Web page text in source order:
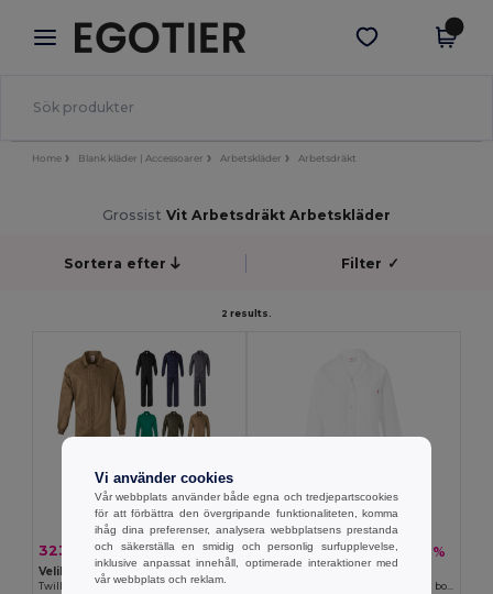
× Egotier-app
Bättre priser i appen!
Hämta app
Home Blank kläder | Accessoarer Arbetskläder Arbetsdräkt
Grossist Vit Arbetsdräkt Arbetskläder
Sortera efter Filter ✓
2 results.
323.85 kr502.46 kr -36%
Velilla 36086
222.91 kr 345.74 kr -36%
Velilla 36135
Långärmad smock i twill (175g/m²), i bomullstwill (35%) och polyester (65%)
Vi använder cookies
Vår webbplats använder både egna och tredjepartscookies
för att förbättra den övergripande funktionaliteten, komma
ihåg dina preferenser, analysera webbplatsens prestanda
och säkerställa en smidig och personlig surfupplevelse,
inklusive anpassat innehåll, optimerade interaktioner med
vår webbplats och reklam.